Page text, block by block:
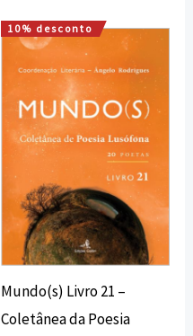
10% desconto
Mundo(s) Livro 21 –
Coletânea da Poesia
O
preço
original
era:
13,50 €.
O
preço
atual
é:
12,15 €.